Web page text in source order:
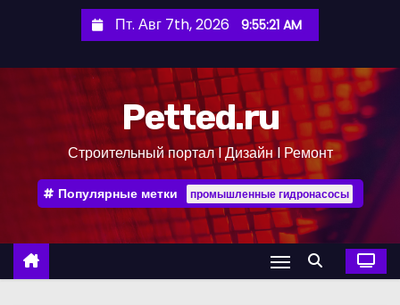
е
Пт. Авг 7th, 2026 9:55:22 AM
Petted.ru
Строительный портал l Дизайн l Ремонт
Популярные метки промышленные гидронасосы